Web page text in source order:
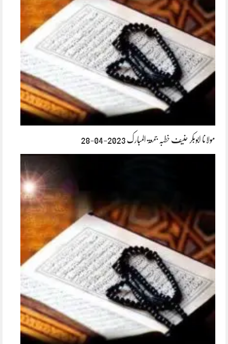
مولانا ابوبکر حنیف خطبہ جمعۃ المبارک 2023-04-28